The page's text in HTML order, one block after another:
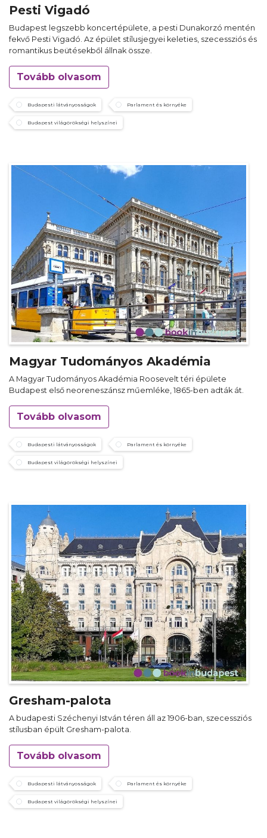
Pesti Vigadó
Budapest legszebb koncertépülete, a pesti Dunakorzó mentén
fekvő Pesti Vigadó. Az épület stílusjegyei keleties, szecessziós és
romantikus beütésekből állnak össze.
Tovább olvasom
Budapesti látványosságok Parlament és környéke
Budapest világörökségi helyszínei
Magyar Tudományos Akadémia
A Magyar Tudományos Akadémia Roosevelt téri épülete
Budapest első neoreneszánsz műemléke, 1865-ben adták át.
Tovább olvasom
Budapesti látványosságok Parlament és környéke
Budapest világörökségi helyszínei
Gresham-palota
A budapesti Széchenyi István téren áll az 1906-ban, szecessziós
stílusban épült Gresham-palota.
Tovább olvasom
Budapesti látványosságok Parlament és környéke
Budapest világörökségi helyszínei